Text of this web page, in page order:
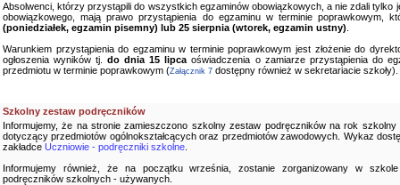
Absolwenci, którzy przystąpili do wszystkich egzaminów obowiązkowych, a nie zdali tylko
obowiązkowego, mają prawo przystąpienia do egzaminu w terminie poprawkowym,
(poniedziałek, egzamin pisemny) lub 25 sierpnia (wtorek, egzamin ustny)
Warunkiem przystąpienia do egzaminu w terminie poprawkowym jest złożenie do
ogłoszenia wyników tj.do dnia 15 lipca oświadczenia o zamiarze przystąpienia do
przedmiotu w terminie poprawkowym (Załącznik 7 dostępny również w sekretariacie szkoły).
Szkolny zestaw podręczników
Informujemy, że na stronie zamieszczono szkolny zestaw podręczników na rok szkolny
dotyczący przedmiotów ogólnokształcących oraz przedmiotów zawodowych. Wykaz
zakładce Uczniowie - podręczniki szkolne
Informujemy również, że na początku września, zostanie zorganizowany w
podręczników szkolnych - używanych.